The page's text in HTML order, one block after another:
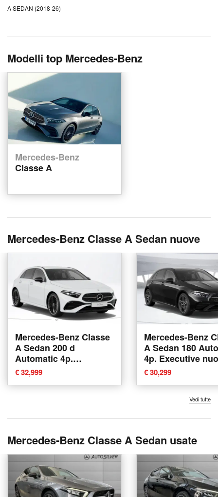
A SEDAN (2018-26)
Modelli top Mercedes-Benz
Mercedes-Benz
Classe A
Mercedes-Benz Classe A Sedan nuove
Mercedes-Benz Classe
A Sedan 200 d
Automatic 4p.
Executive nuova a
Verona
€ 32,999
Mercedes-Benz
A Sedan 180
4p. Executive
Verona
€ 30,299
Vedi tutte
Mercedes-Benz Classe A Sedan usate